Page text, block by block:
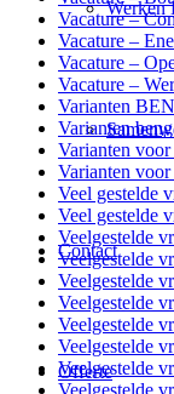
Contact
Offerte
Vacature –
Vacature –
Vacature –
Vacature –
Varianten
Varianten
Varianten
Varianten
Veel gestelde
Veel gestelde
Veelgestelde
Veelgestelde
Veelgestelde
Veelgestelde
Veelgestelde
Veelgestelde
Veelgestelde
Veelgestelde